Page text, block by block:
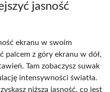
jasność
ekranu w swoim
palcem z góry ekranu w dół,
Tam zobaczysz suwak
intensywności światła.
niższą jasność, co jest